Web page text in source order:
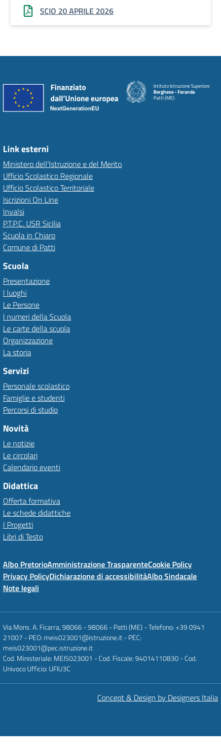
SCIO 20 APRILE 2026
Istituto Istruzione Superiore
Borghese - Faranda
Patti (ME)
Link esterni
Ministero dell'Istruzione e del Merito
Ufficio Scolastico Regionale
Ufficio Scolastico Territoriale
Iscrizioni On Line
Invalsi
P.T.P.C. USR Sicilia
Scuola in Chiaro
Comune di Patti
Scuola
Presentazione
I luoghi
Le Persone
I numeri della Scuola
Le carte della scuola
Organizzazione
La storia
Servizi
Personale scolastico
Famiglie e studenti
Percorsi di studio
Novità
Le notizie
Le circolari
Calendario eventi
Didattica
Offerta formativa
Le schede didattiche
I Progetti
Libri di Testo
Albo PretorioAmministrazione TrasparenteCookie Policy
Privacy PolicyDichiarazione di accessibilitàAlbo Sindacale
Note legali
Via Mons. A. Ficarra, 98066 - 98066 - Patti (ME) - Telefono: +39 0941
21007 - PEO: meis023001@istruzione.it - PEC:
meis023001@pec.istruzione.it
Cod. Ministeriale: MEIS023001 - Cod. Fiscale: 94014110830 - Cod.
Univoco Ufficio: UFIU3C
Concept & Design by Designers Italia